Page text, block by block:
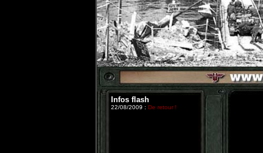
Infos flash
22/08/2009 : De retour !